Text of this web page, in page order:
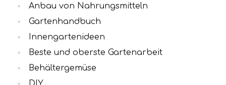
Anbau von Nahrungsmitteln
Gartenhandbuch
Innengartenideen
Beste und oberste Gartenarbeit
Behältergemüse